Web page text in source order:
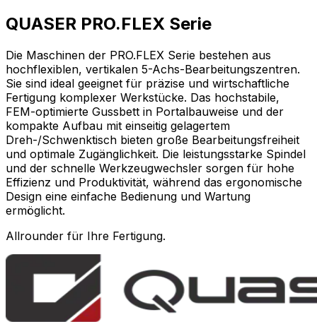
QUASER PRO.FLEX Serie
Die Maschinen der PRO.FLEX Serie bestehen aus
hochflexiblen, vertikalen 5-Achs-Bearbeitungszentren.
Sie sind ideal geeignet für präzise und wirtschaftliche
Fertigung komplexer Werkstücke. Das hochstabile,
FEM-optimierte Gussbett in Portalbauweise und der
kompakte Aufbau mit einseitig gelagertem
Dreh-/Schwenktisch bieten große Bearbeitungsfreiheit
und optimale Zugänglichkeit. Die leistungsstarke Spindel
und der schnelle Werkzeugwechsler sorgen für hohe
Effizienz und Produktivität, während das ergonomische
Design eine einfache Bedienung und Wartung
ermöglicht.
Allrounder für Ihre Fertigung.